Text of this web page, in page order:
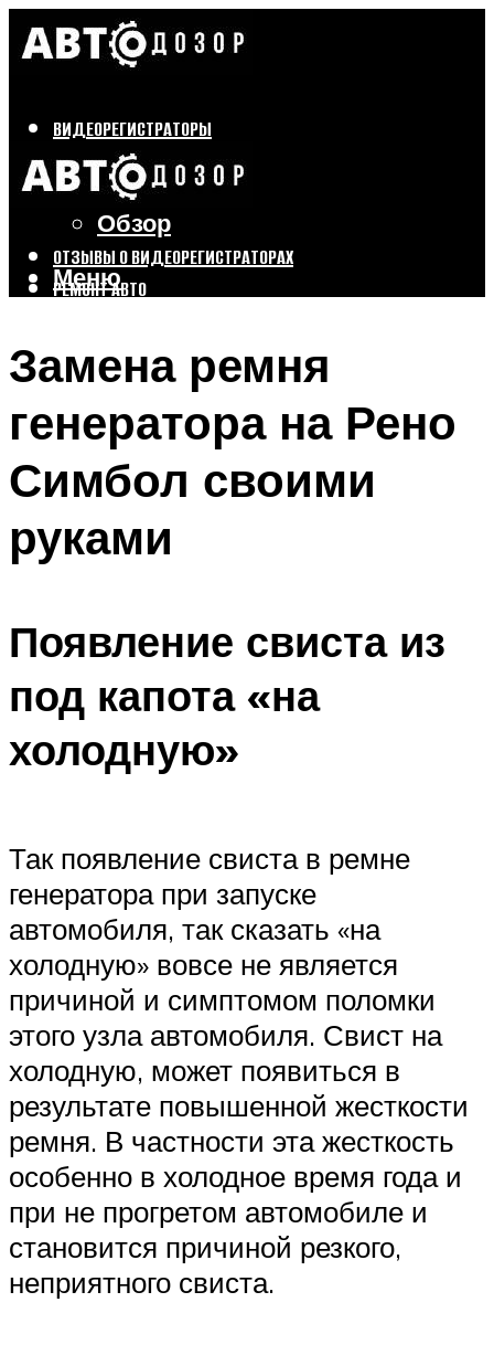
ВИДЕОРЕГИСТРАТОРЫ
Бренды
Выбор
Обзор
ОТЗЫВЫ О ВИДЕОРЕГИСТРАТОРАХ
РЕМОНТ АВТО
Меню
Замена ремня
генератора на Рено
Симбол своими
руками
Появление свиста из
под капота «на
холодную»
Так появление свиста в ремне
генератора при запуске
автомобиля, так сказать «на
холодную» вовсе не является
причиной и симптомом поломки
этого узла автомобиля. Свист на
холодную, может появиться в
результате повышенной жесткости
ремня. В частности эта жесткость
особенно в холодное время года и
при не прогретом автомобиле и
становится причиной резкого,
неприятного свиста.